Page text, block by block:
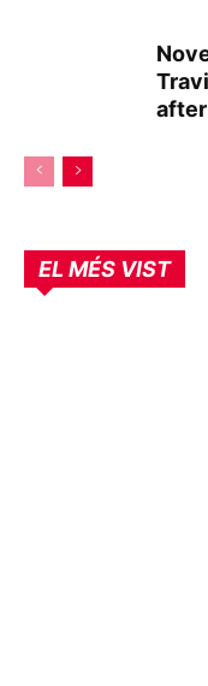
EL MÉS VIST